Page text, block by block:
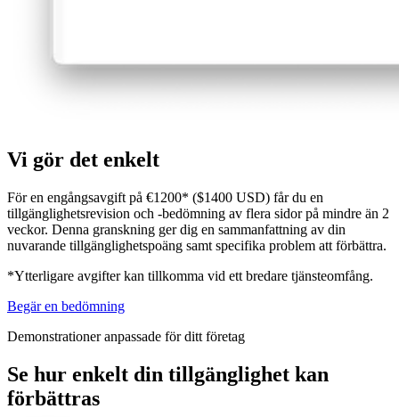
Vi gör det enkelt
För en engångsavgift på €1200* ($1400 USD) får du en
tillgänglighetsrevision och -bedömning av flera sidor på mindre än 2
veckor. Denna granskning ger dig en sammanfattning av din
nuvarande tillgänglighetspoäng samt specifika problem att förbättra.
*Ytterligare avgifter kan tillkomma vid ett bredare tjänsteomfång.
Begär en bedömning
Demonstrationer anpassade för ditt företag
Se hur enkelt din tillgänglighet kan
förbättras